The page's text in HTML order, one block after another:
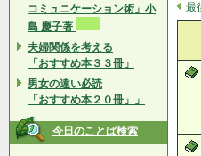
コミュニケーション術」小
島 慶子著
夫婦関係を考える
「おすすめ本３３冊」
男女の違い必読
「おすすめ本２０冊」」
今日のことば検索
最